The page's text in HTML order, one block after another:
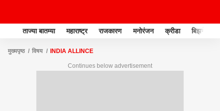
ताज्या बातम्या महाराष्ट्र राजकारण मनोरंजन क्रीडा बिझनेस
मुख्यपृष्ठ विषय INDIA ALLINCE
Continues below advertisement